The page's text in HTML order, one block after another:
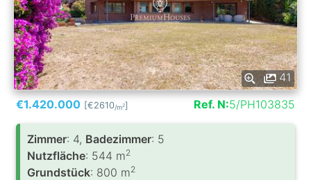
41
€1.420.000 [€2610/m2] Ref. N:5/PH103835
Zimmer: 4, Badezimmer: 5
Nutzfläche: 544 m2
Grundstück: 800 m2